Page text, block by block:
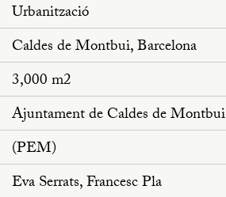
Urbanització
Caldes de Montbui, Barcelona
3,000 m2
Ajuntament de Caldes de Montbui
(PEM)
Eva Serrats, Francesc Pla